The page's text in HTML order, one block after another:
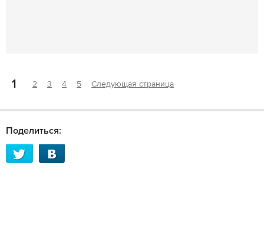
1 2 3 4 5 Следующая страница
Поделиться: